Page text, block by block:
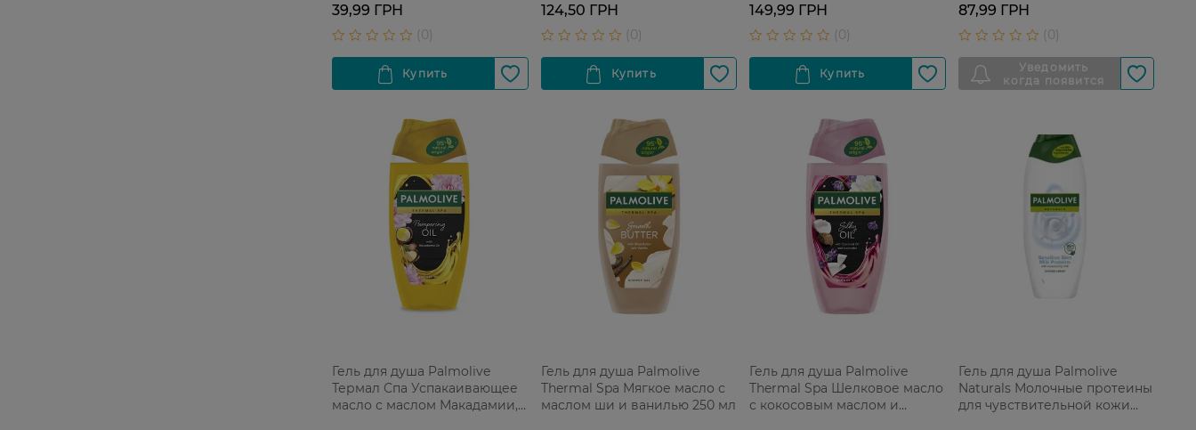
39,99 ГРН 124,50 ГРН 149,99 ГРН 87,99 ГРН
Гель для душа Palmolive
Термал Спа Успакаивающее
масло с маслом Макадамии,
Гель для душа Palmolive
Thermal Spa Мягкое масло с
маслом ши и ванилью 250 мл
Гель для душа Palmolive
Thermal Spa Шелковое масло
с кокосовым маслом и
Гель для душа Palmolive
Naturals Молочные протеины
для чувствительной кожи